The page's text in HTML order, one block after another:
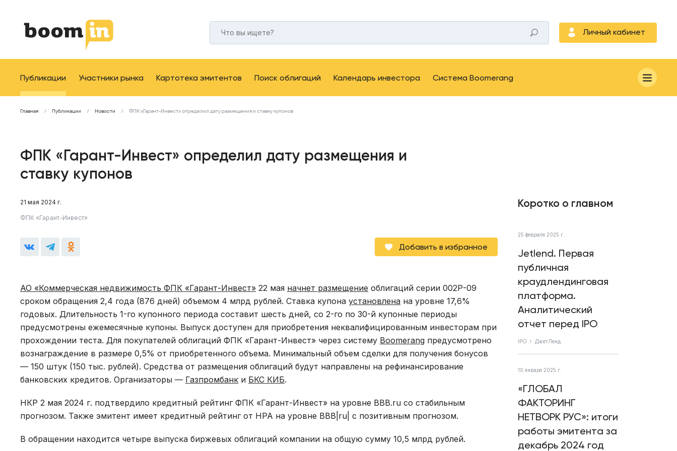
Личный кабинет
Публикации Участники рынка Картотека эмитентов Поиск облигаций Календарь инвестора Система Boomerang
Главная Публикации Новости ФПК «Гарант-Инвест» определил дату размещения и ставку купонов
ФПК «Гарант-Инвест» определил дату размещения и
ставку купонов
21 мая 2024 г.
ФПК «Гарант-Инвест»
Добавить в избранное
АО «Коммерческая недвижимость ФПК «Гарант-Инвест» 22 мая начнет размещение облигаций серии 002Р-09
сроком обращения 2,4 года (876 дней) объемом 4 млрд рублей. Ставка купона установлена на уровне 17,6%
годовых. Длительность 1-го купонного периода составит шесть дней, со 2-го по 30-й купонные периоды
предусмотрены ежемесячные купоны. Выпуск доступен для приобретения неквалифицированным инвесторам при
прохождении теста. Для покупателей облигаций ФПК «Гарант-Инвест» через систему Boomerang предусмотрено
вознаграждение в размере 0,5% от приобретенного объема. Минимальный объем сделки для получения бонусов
— 150 штук (150 тыс. рублей). Средства от размещения облигаций будут направлены на рефинансирование
банковских кредитов. Организаторы — Газпромбанк и БКС КИБ.
НКР 2 мая 2024 г. подтвердило кредитный рейтинг ФПК «Гарант-Инвест» на уровне BBB.ru со стабильным
прогнозом. Также эмитент имеет кредитный рейтинг от НРА на уровне ВВВ|ru| с позитивным прогнозом.
В обращении находится четыре выпуска биржевых облигаций компании на общую сумму 10,5 млрд рублей.
Коротко о главном
25 февраля 2025 г.
Jetlend. Первая
публичная
краудлендинговая
платформа.
Аналитический
отчет перед IPO
IPO ДжетЛенд
10 января 2025 г.
«ГЛОБАЛ
ФАКТОРИНГ
НЕТВОРК РУС»: итоги
работы эмитента за
декабрь 2024 год